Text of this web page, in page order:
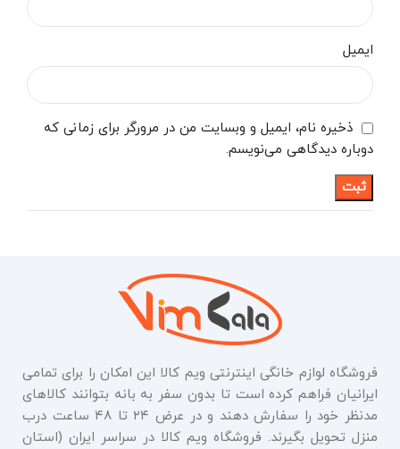
ایمیل
ذخیره نام، ایمیل و وبسایت من در مرورگر برای زمانی که
دوباره دیدگاهی می‌نویسم.
فروشگاه لوازم خانگی اینترنتی ویم کالا این امکان را برای تمامی
ایرانیان فراهم کرده است تا بدون سفر به بانه بتوانند کالاهای
مدنظر خود را سفارش دهند و در عرض ۲۴ تا ۴۸ ساعت درب
منزل تحویل بگیرند. فروشگاه ویم کالا در سراسر ایران (استان